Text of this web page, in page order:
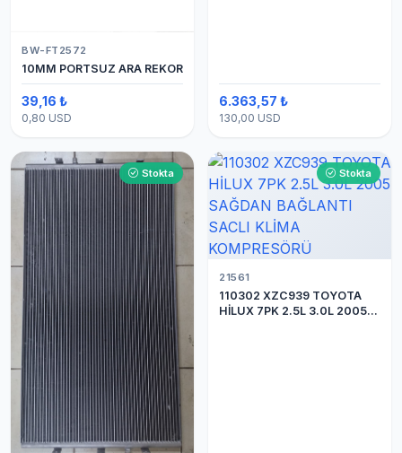
BW-FT2572
10MM PORTSUZ ARA REKOR
39,16 ₺
0,80 USD
6.363,57 ₺
130,00 USD
Stokta Stokta
21561
110302 XZC939 TOYOTA
HİLUX 7PK 2.5L 3.0L 2005